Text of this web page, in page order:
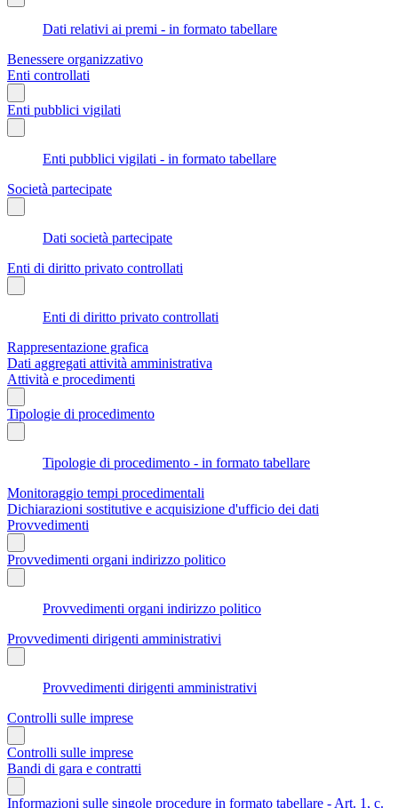
Dati relativi ai premi - in formato tabellare
Benessere organizzativo
Enti controllati
Enti pubblici vigilati
Enti pubblici vigilati - in formato tabellare
Società partecipate
Dati società partecipate
Enti di diritto privato controllati
Enti di diritto privato controllati
Rappresentazione grafica
Dati aggregati attività amministrativa
Attività e procedimenti
Tipologie di procedimento
Tipologie di procedimento - in formato tabellare
Monitoraggio tempi procedimentali
Dichiarazioni sostitutive e acquisizione d'ufficio dei dati
Provvedimenti
Provvedimenti organi indirizzo politico
Provvedimenti organi indirizzo politico
Provvedimenti dirigenti amministrativi
Provvedimenti dirigenti amministrativi
Controlli sulle imprese
Controlli sulle imprese
Bandi di gara e contratti
Informazioni sulle singole procedure in formato tabellare - Art. 1, c.